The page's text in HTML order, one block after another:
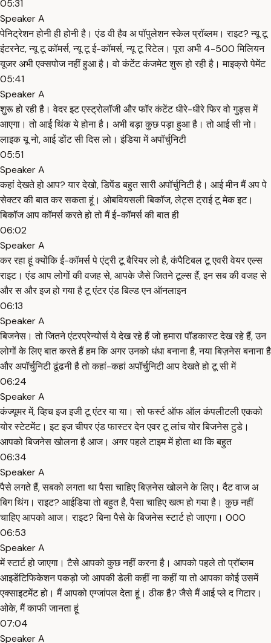
05:31
Speaker A
पेनिट्रेशन होनी ही होनी है। एंड वी हैव अ पॉपुलेशन स्केल प्रॉब्लम। राइट? न्यू टू
इंटरनेट, न्यू टू कॉमर्स, न्यू टू ई-कॉमर्स, न्यू टू रिटेल। पूरा अभी 4-500 मिलियन
यूजर अभी एक्सपोज नहीं हुआ है। वो कंटेंट कंजमेट शुरू हो रही है। माइक्रो पेमेंट
05:41
Speaker A
शुरू हो रही है। वेदर इट एस्ट्रोलॉजी और फॉर कंटेंट धीरे-धीरे फिर वो गुड्स में
आएगा। तो आई थिंक ये होना है। अभी बड़ा कुछ पड़ा हुआ है। तो आई सी नो।
लाइक यू नो, आई डोंट सी दिस लो। इंडिया में अपॉर्चुनिटी
05:51
Speaker A
कहां देखते हो आप? यार देखो, डिपेंड बहुत सारी अपॉर्चुनिटी है। आई मीन मैं अप पे
सेक्टर की बात कर सकता हूं। ओबवियसली बिकॉज, लेट्स ट्राई टू मेक इट।
बिकॉज आप कॉमर्स करते हो तो मैं ई-कॉमर्स की बात ही
06:02
Speaker A
कर रहा हूं क्योंकि ई-कॉमर्स पे एंट्री टू बैरियर लो है, कंपैटिबल टू एवरी वेयर एल्स
राइट। एंड आप लोगों की वजह से, आपके जैसे जितने टूल्स हैं, इन सब की वजह से
और स और इज हो गया है टू एंटर एंड बिल्ड एन ऑनलाइन
06:13
Speaker A
बिजनेस। तो जितने एंटरप्रेन्योर्स ये देख रहे हैं जो हमारा पॉडकास्ट देख रहे हैं, उन
लोगों के लिए बात करते हैं हम कि अगर उनको धंधा बनाना है, नया बिज़नेस बनाना है
और अपॉर्चुनिटी ढूंढनी है तो कहां-कहां अपॉर्चुनिटी आप देखते हो टू सी में
06:24
Speaker A
कंज्यूमर में, व्हिच इज इजी टू एंटर या या। सो फर्स्ट ऑफ ऑल कंपलीटली एकको
योर स्टेटमेंट। इट इज चीपर एंड फास्टर देन एवर टू लांच योर बिजनेस टुडे।
आपको बिजनेस खोलना है आज। अगर पहले टाइम में होता था कि बहुत
06:34
Speaker A
पैसे लगते हैं, सबको लगता था पैसा चाहिए बिज़नेस खोलने के लिए। दैट वाज अ
बिग थिंग। राइट? आईडिया तो बहुत है, पैसा चाहिए खत्म हो गया है। कुछ नहीं
चाहिए आपको आज। राइट? बिना पैसे के बिजनेस स्टार्ट हो जाएगा। 000
06:53
Speaker A
में स्टार्ट हो जाएगा। टैसे आपको कुछ नहीं करना है। आपको पहले तो प्रॉब्लम
आइडेंटिफिकेशन पकड़ो जो आपकी डेली कहीं ना कहीं या तो आपका कोई उसमें
एक्साइटमेंट हो। मैं आपको एग्जांपल देता हूं। ठीक है? जैसे मैं आई प्ले द गिटार।
ओके, मैं काफी जानता हूं
07:04
Speaker A